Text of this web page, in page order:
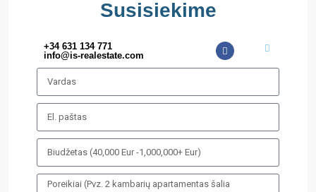
Susisiekime
+34 631 134 771
info@is-realestate.com